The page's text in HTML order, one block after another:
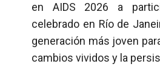
en AIDS 2026 a
celebrado en Río de
generación más joven
cambios vividos y la